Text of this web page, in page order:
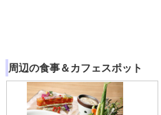
周辺の食事＆カフェスポット